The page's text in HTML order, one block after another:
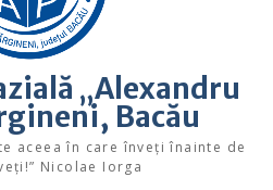
„Alexandru
Bacău
aceea în care înveţi înainte de
Nicolae Iorga